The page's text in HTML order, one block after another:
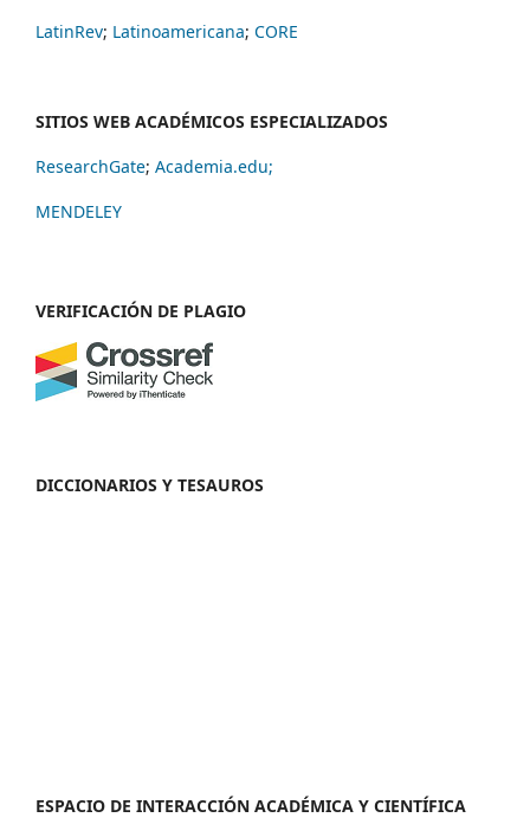
LatinRev; Latinoamericana; CORE
SITIOS WEB ACADÉMICOS ESPECIALIZADOS
ResearchGate; Academia.edu;
MENDELEY
VERIFICACIÓN DE PLAGIO
DICCIONARIOS Y TESAUROS
ESPACIO DE INTERACCIÓN ACADÉMICA Y CIENTÍFICA